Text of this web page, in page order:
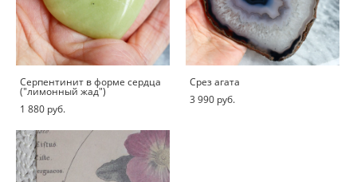
Серпентинит в форме сердца
("лимонный жад")
1 880 pуб.
Срез агата
3 990 pуб.